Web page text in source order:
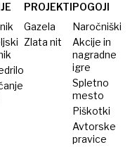
PROJEKTI
Gazela
Zlata nit
POGOJI
Naročniški
Akcije in
nagradne
igre
Spletno
mesto
Piškotki
Avtorske
pravice